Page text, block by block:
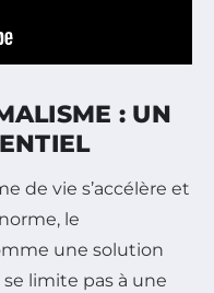
: UN
de vie s’accélère et
le
une solution
limite pas à une